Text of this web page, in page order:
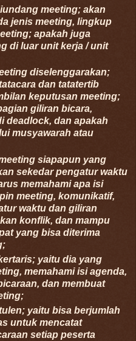
meeting; akan
jenis meeting, lingkup
apakah juga
di luar unit kerja / unit
diselenggarakan;
dan tatatertib
keputusan meeting;
giliran bicara,
deadlock, dan apakah
musyawarah atau
siapapun yang
sekedar pengatur waktu
memahami apa isi
meeting, komunikatif,
waktu dan giliran
konflik, dan mampu
yang bisa diterima
yaitu dia yang
memahami isi agenda,
dan membuat
yaitu bisa berjumlah
untuk mencatat
setiap peserta